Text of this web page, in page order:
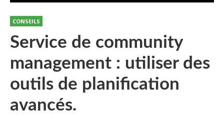
CONSEILS
Service de community
management : utiliser des
outils de planification
avancés.